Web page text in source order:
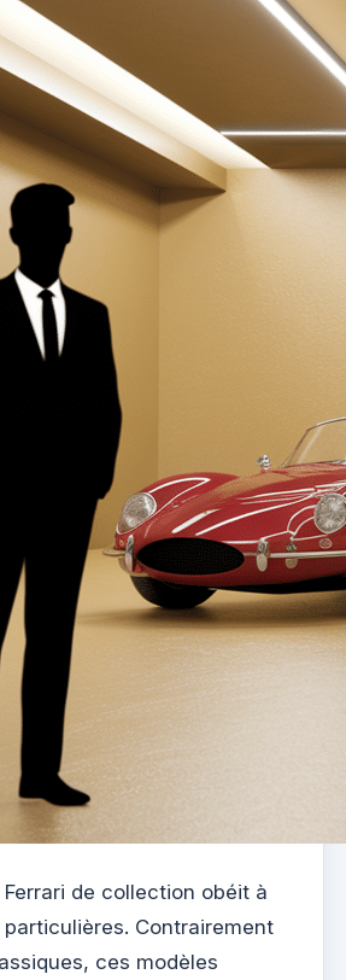
de collection obéit à
Contrairement
ces modèles